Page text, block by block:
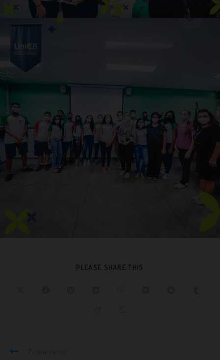
PLEASE SHARE THIS
Post anterior